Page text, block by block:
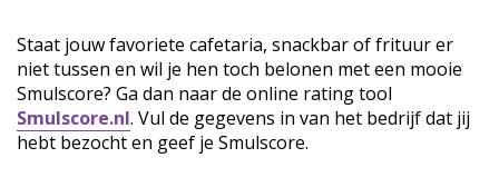
Staat jouw favoriete cafetaria, snackbar of frituur er
niet tussen en wil je hen toch belonen met een mooie
Smulscore? Ga dan naar de online rating tool
Smulscore.nl. Vul de gegevens in van het bedrijf dat jij
hebt bezocht en geef je Smulscore.